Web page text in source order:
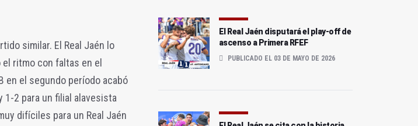
similar. El Real Jaén lo
ritmo con faltas en el
en el segundo período acabó
1-2 para un filial alavesista
difíciles para un Real Jaén
El Real Jaén disputará el play-off de
ascenso a Primera RFEF
PUBLICADO EL 03 DE MAYO DE 2026